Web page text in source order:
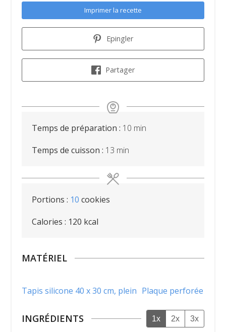
Imprimer la recette
Epingler
Partager
Temps de préparation : 10 minutes
min
Temps de cuisson : 13 minutes
min
Portions : 10 cookies
Calories : 120 kcal
MATÉRIEL
Tapis silicone 40 x 30 cm, plein Plaque perforée
INGRÉDIENTS 1x 2x 3x